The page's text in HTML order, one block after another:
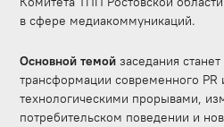
в сфере медиакоммуникаций.
Основной темой заседания
трансформации современного
технологическими прорывами,
потребительском поведении и